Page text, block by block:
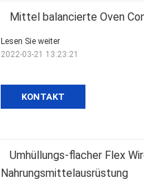
Mittel balancierte Oven
KONTAKT
Lesen Sie weiter
2022-03-21 13:23:21
Umhüllungs-flacher Flex
Nahrungsmittelausrüstung